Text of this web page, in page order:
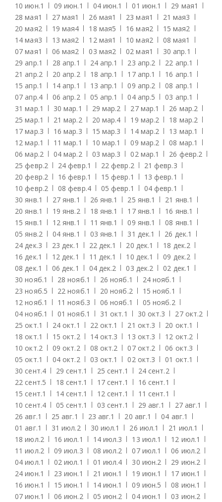
10 июн.1 09 июн.1 04 июн.1 01 июн.1 29 мая1
28 мая1 27 мая1 26 мая1 23 мая1 21 мая3
20 мая2 19 мая4 18 мая5 16 мая2 15 мая2
14 мая3 13 мая2 12 мая1 10 мая2 08 мая1
07 мая1 06 мая2 03 мая2 02 мая1 30 апр.1
29 апр.1 28 апр.1 24 апр.1 23 апр.2 22 апр.1
21 апр.2 20 апр.2 18 апр.1 17 апр.1 16 апр.1
15 апр.1 14 апр.1 13 апр.1 09 апр.2 08 апр.1
07 апр.4 06 апр.2 05 апр.1 04 апр.5 03 апр.1
31 мар.1 30 мар.1 29 мар.2 27 мар.1 26 мар.2
25 мар.1 21 мар.2 20 мар.4 19 мар.2 18 мар.2
17 мар.3 16 мар.3 15 мар.3 14 мар.2 13 мар.1
12 мар.1 11 мар.1 10 мар.1 09 мар.2 08 мар.1
06 мар.2 04 мар.2 03 мар.3 02 мар.1 26 февр.2
25 февр.2 24 февр.1 22 февр.2 21 февр.3
20 февр.2 16 февр.1 15 февр.1 13 февр.1
10 февр.2 08 февр.4 05 февр.1 04 февр.1
30 янв.1 27 янв.1 26 янв.1 25 янв.1 21 янв.1
20 янв.1 19 янв.2 18 янв.1 17 янв.1 16 янв.1
15 янв.1 12 янв.1 11 янв.1 09 янв.1 08 янв.1
05 янв.2 04 янв.1 03 янв.1 31 дек.1 26 дек.1
24 дек.3 23 дек.1 22 дек.1 20 дек.1 18 дек.2
16 дек.1 12 дек.1 11 дек.1 10 дек.1 09 дек.2
08 дек.1 06 дек.1 04 дек.2 03 дек.2 02 дек.1
30 нояб.1 28 нояб.1 26 нояб.1 24 нояб.1
23 нояб.5 22 нояб.1 20 нояб.2 15 нояб.1
12 нояб.1 11 нояб.3 06 нояб.1 05 нояб.2
04 нояб.1 01 нояб.1 31 окт.1 30 окт.3 27 окт.2
25 окт.1 24 окт.1 22 окт.1 21 окт.3 20 окт.1
18 окт.1 15 окт.2 14 окт.3 13 окт.3 12 окт.2
10 окт.2 09 окт.2 08 окт.2 07 окт.2 06 окт.3
05 окт.1 04 окт.2 03 окт.1 02 окт.3 01 окт.1
30 сент.4 29 сент.1 25 сент.1 24 сент.2
22 сент.5 18 сент.1 17 сент.1 16 сент.1
15 сент.1 14 сент.1 12 сент.1 11 сент.1
10 сент.4 05 сент.1 03 сент.1 29 авг.1 27 авг.1
26 авг.1 25 авг.1 23 авг.1 20 авг.1 04 авг.1
01 авг.1 31 июл.2 30 июл.1 26 июл.1 21 июл.1
18 июл.2 16 июл.1 14 июл.3 13 июл.1 12 июл.1
11 июл.2 09 июл.3 08 июл.2 07 июл.1 06 июл.2
04 июл.1 02 июл.1 01 июл.4 30 июн.2 29 июн.2
24 июн.1 23 июн.1 21 июн.1 19 июн.1 17 июн.1
16 июн.1 15 июн.1 14 июн.1 09 июн.5 08 июн.1
07 июн.1 06 июн.2 05 июн.2 04 июн.1 03 июн.2